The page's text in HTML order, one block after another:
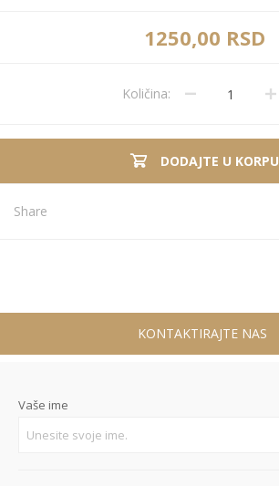
1250,00 RSD
Količina:
DODAJTE U KORPU
Share
KONTAKTIRAJTE NAS
Vaše ime